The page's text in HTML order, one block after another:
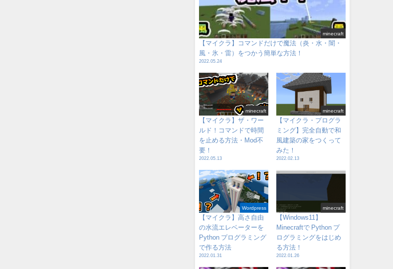
minecraft
【マイクラ】コマンドだけで魔法（炎・水・闇・
風・氷・雷）をつかう簡単な方法！
2022.05.24
minecraft
【マイクラ】ザ・ワー
ルド！コマンドで時間
を止める方法・Mod不
要！
2022.05.13
minecraft
【マイクラ・プログラ
ミング】完全自動で和
風建築の家をつくって
みた！
2022.02.13
Wordpress
【マイクラ】高さ自由
の水流エレベーターを
Python プログラミング
で作る方法
2022.01.31
minecraft
【Windows11】
Minecraftで Python プ
ログラミングをはじめ
る方法！
2022.01.26